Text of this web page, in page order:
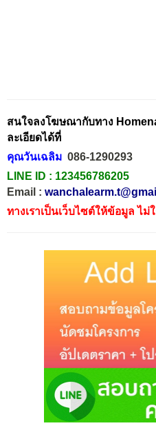
สนใจลงโฆษณากับทาง
ละเอียดได้ที่
คุณวันเฉลิม 086-1290293
LINE ID : 123456786205
Email :
ทางเราเป็นเว็บไซต์ให้ข้อมูล ไม่